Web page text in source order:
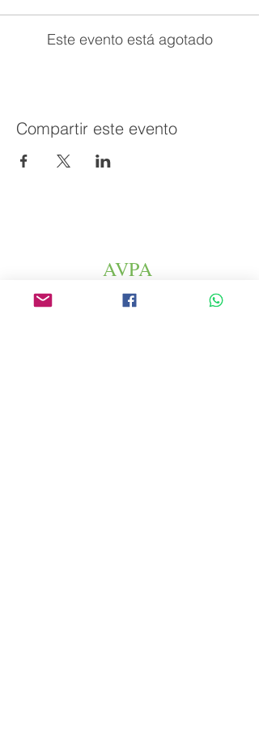
Este evento está agotado
Compartir este evento
AVPA
Agencia de Promoción de Productos
Agrícolas